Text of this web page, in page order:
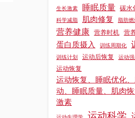
生长激素 睡眠质量 碳水
科学减脂 肌肉修复 脂肪
营养健康 营养时机 营
蛋白质摄入 训练周期化
训练计划 运动后恢复 运动
运动恢复
运动恢复、睡眠优化
动、睡眠质量、肌肉
激素
运动科学